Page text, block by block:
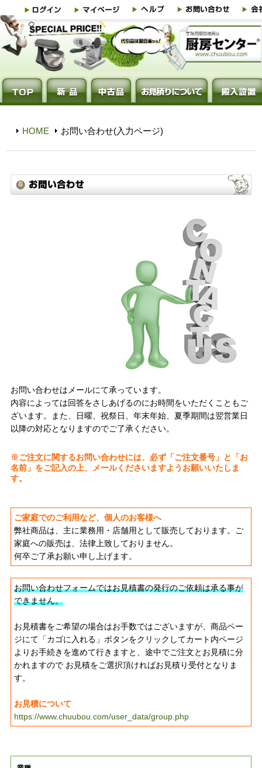
HOME お問い合わせ(入力ページ)
お問い合わせはメールにて承っています。
内容によっては回答をさしあげるのにお時間をいただくこともご
ざいます。また、日曜、祝祭日、年末年始、夏季期間は翌営業日
以降の対応となりますのでご了承ください。
※ご注文に関するお問い合わせには、必ず「ご注文番号」と「お
名前」をご記入の上、メールくださいますようお願いいたしま
す。
ご家庭でのご利用など、個人のお客様へ
弊社商品は、主に業務用・店舗用として販売しております。ご
家庭への販売は、法律上致しておりません。
何卒ご了承お願い申し上げます。
お問い合わせフォームではお見積書の発行のご依頼は承る事が
できません。
お見積書をご希望の場合はお手数ではございますが、商品ペー
ジにて「カゴに入れる」ボタンをクリックしてカート内ページ
よりお手続きを進めて行きますと、途中でご注文とお見積に分
かれますので お見積をご選択頂ければお見積り受付となりま
す。
お見積について
https://www.chuubou.com/user_data/group.php